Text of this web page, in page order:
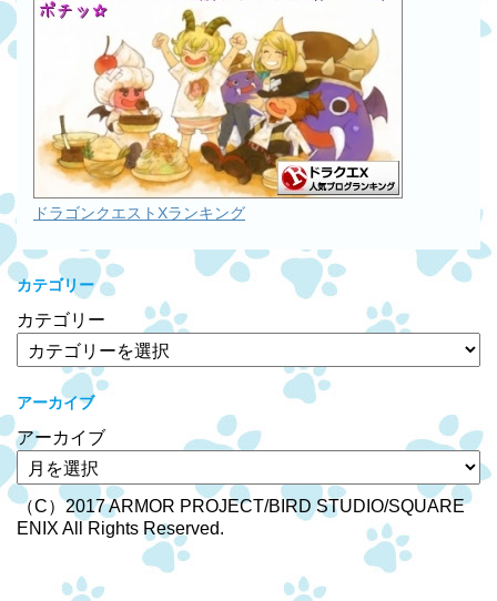
ドラゴンクエストXランキング
カテゴリー
カテゴリー
アーカイブ
アーカイブ
（C）2017 ARMOR PROJECT/BIRD STUDIO/SQUARE
ENIX All Rights Reserved.